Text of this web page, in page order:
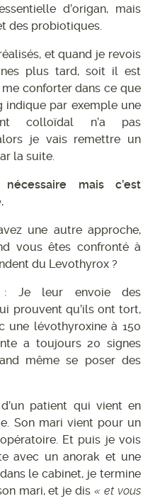
d’origan, mais
des probiotiques.
et quand je revois
plus tard, soit il est
conforter dans ce que
indique par exemple une
colloïdal n’a pas
je vais remettre un
la suite.
mais c’est
une autre approche,
vous êtes confronté à
du Levothyrox ?
: Je leur envoie des
prouvent qu’ils ont tort,
une lévothyroxine à 150
a toujours 20 signes
même se poser des
patient qui vient en
Son mari vient pour un
Et puis je vois
avec un anorak et une
le cabinet, je termine
mari, et je dis « et vous